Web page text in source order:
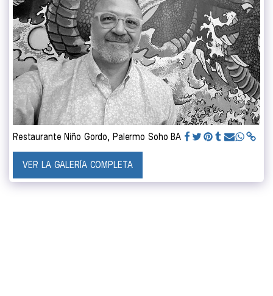
Restaurante Niño Gordo, Palermo Soho BA
VER LA GALERÍA COMPLETA